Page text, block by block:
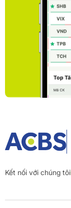
Kết nối với chúng tôi